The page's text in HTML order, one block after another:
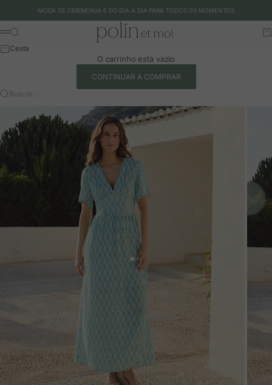
MODA DE CERIMÓNIA E DO DIA A DIA PARA TODOS OS MOMENTOS
Polín et moi - EU
Menu
Buscar
Cesta
O carrinho está vazio
CONTINUAR A COMPRAR
Buscar…
Ir para o artigo 1
Ir para o artigo 2
Ir para o artigo 3